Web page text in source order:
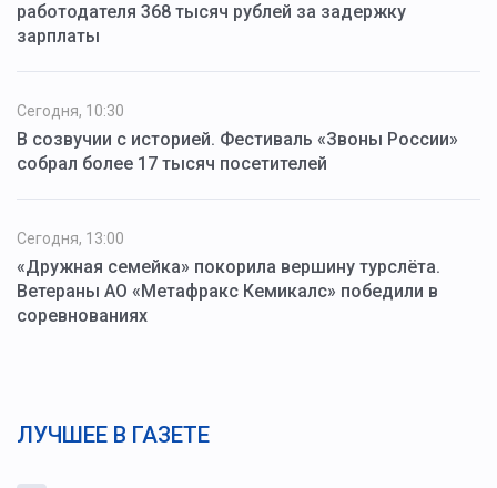
работодателя 368 тысяч рублей за задержку
зарплаты
Сегодня, 10:30
В созвучии с историей. Фестиваль «Звоны России»
собрал более 17 тысяч посетителей
Сегодня, 13:00
«Дружная семейка» покорила вершину турслёта.
Ветераны АО «Метафракс Кемикалс» победили в
соревнованиях
ЛУЧШЕЕ В ГАЗЕТЕ